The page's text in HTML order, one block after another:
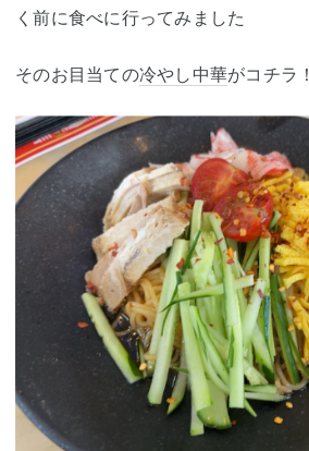
く前に食べに行ってみました
そのお目当ての冷やし中華がコチラ！